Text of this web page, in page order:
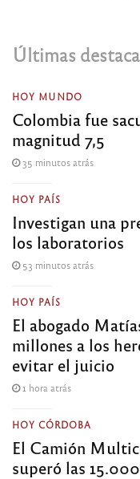
Últimas
HOY MUNDO
Colombia fue
magnitud 7,5
35 minutos atrás
HOY PAÍS
Investigan una
los laboratorios
53 minutos atrás
HOY PAÍS
El abogado
millones a los
evitar el juicio
1 hora atrás
HOY CÓRDOBA
El Camión
superó las